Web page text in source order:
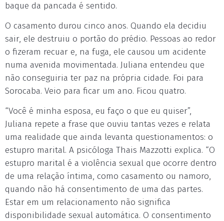
baque da pancada é sentido.
O casamento durou cinco anos. Quando ela decidiu
sair, ele destruiu o portão do prédio. Pessoas ao redor
o fizeram recuar e, na fuga, ele causou um acidente
numa avenida movimentada. Juliana entendeu que
não conseguiria ter paz na própria cidade. Foi para
Sorocaba. Veio para ficar um ano. Ficou quatro.
“Você é minha esposa, eu faço o que eu quiser”,
Juliana repete a frase que ouviu tantas vezes e relata
uma realidade que ainda levanta questionamentos: o
estupro marital. A psicóloga Thais Mazzotti explica. “O
estupro marital é a violência sexual que ocorre dentro
de uma relação íntima, como casamento ou namoro,
quando não há consentimento de uma das partes.
Estar em um relacionamento não significa
disponibilidade sexual automática. O consentimento